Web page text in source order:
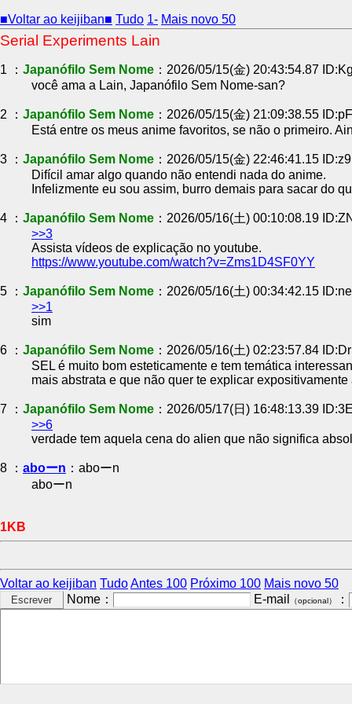
■Voltar ao keijiban■ Tudo 1- Mais novo 50
Serial Experiments Lain
1 ： Japanófilo Sem Nome ：2026/05/15(金) 20:43:54.87
você ama a Lain, Japanófilo Sem Nome-san?
2 ： Japanófilo Sem Nome ：2026/05/15(金) 21:09:38.55
Está entre os meus anime favoritos, se não o primeiro.
3 ： Japanófilo Sem Nome ：2026/05/15(金) 22:46:41.15
Difícil amar algo quando não entendi nada do anime.
Infelizmente eu sou assim, burro demais para sacar do
4 ： Japanófilo Sem Nome ：2026/05/16(土) 00:10:08.19
>>3
Assista vídeos de explicação no youtube.
https://www.youtube.com/watch?v=Zms1D4SF0YY
5 ： Japanófilo Sem Nome ：2026/05/16(土) 00:34:42.15
>>1
sim
6 ： Japanófilo Sem Nome ：2026/05/16(土) 02:23:57.84
SEL é muito bom esteticamente e tem temática
mais abstrata e que não quer te explicar expositivamente
7 ： Japanófilo Sem Nome ：2026/05/17(日) 16:48:13.39
>>6
verdade tem aquela cena do alien que não significa
8 ： aboーn ：aboーn
aboーn
1KB
Voltar ao keijiban TudoAntes 100 Próximo 100 Mais novo 50
Nome：
E-mail （opcional） ：